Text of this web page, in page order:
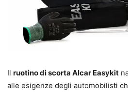
Il ruotino di scorta Alcar Easykit
alle esigenze degli automobilisti